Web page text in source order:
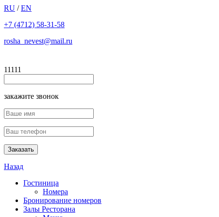
RU / EN
+7 (4712) 58-31-58
rosha_nevest@mail.ru
11111
закажите звонок
Назад
Гостиница
Номера
Бронирование номеров
Залы Ресторана